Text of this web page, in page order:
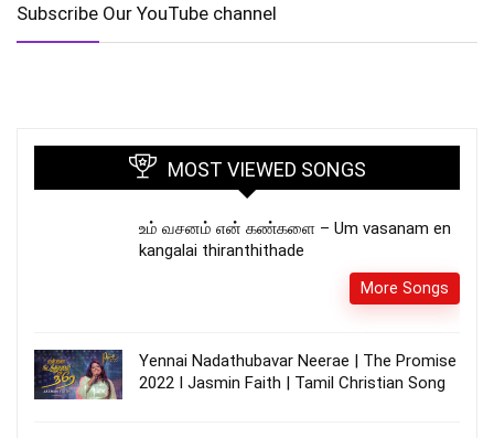
Subscribe Our YouTube channel
MOST VIEWED SONGS
உம் வசனம் என் கண்களை – Um vasanam en
kangalai thiranthithade
More Songs
Yennai Nadathubavar Neerae | The Promise
2022 I Jasmin Faith | Tamil Christian Song